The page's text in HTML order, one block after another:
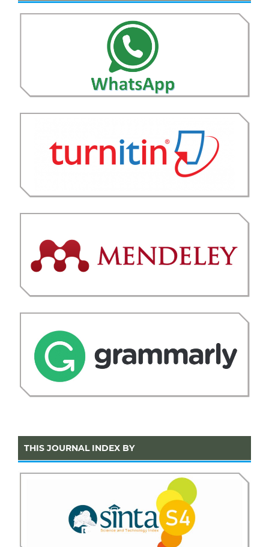
THIS JOURNAL INDEX BY